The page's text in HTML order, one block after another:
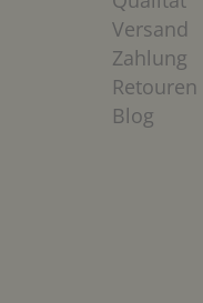
Versand
Zahlung
Retouren
Blog